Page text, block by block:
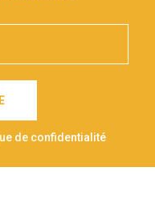
de confidentialité